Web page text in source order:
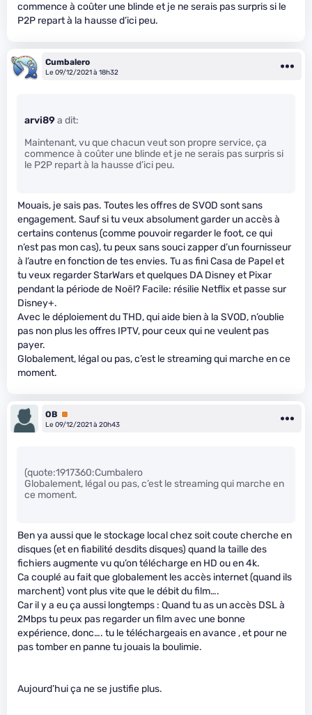
commence à coûter une blinde et je ne serais pas surpris si le
P2P repart à la hausse d’ici peu.
Cumbalero
Le 09/12/2021 à 18h32
arvi89a dit:
Maintenant, vu que chacun veut son propre service, ça
commence à coûter une blinde et je ne serais pas surpris si
le P2P repart à la hausse d’ici peu.
Mouais, je sais pas. Toutes les offres de SVOD sont sans
engagement. Sauf si tu veux absolument garder un accès à
certains contenus (comme pouvoir regarder le foot, ce qui
n’est pas mon cas), tu peux sans souci zapper d’un fournisseur
à l’autre en fonction de tes envies. Tu as fini Casa de Papel et
tu veux regarder StarWars et quelques DA Disney et Pixar
pendant la période de Noël? Facile: résilie Netflix et passe sur
Disney+.
Avec le déploiement du THD, qui aide bien à la SVOD, n’oublie
pas non plus les offres IPTV, pour ceux qui ne veulent pas
payer.
Globalement, légal ou pas, c’est le streaming qui marche en ce
moment.
OB Premium
Le 09/12/2021 à 20h43
(quote:1917360:Cumbalero
Globalement, légal ou pas, c’est le streaming qui marche en
ce moment.
Ben ya aussi que le stockage local chez soit coute cherche en
disques (et en fiabilité desdits disques) quand la taille des
fichiers augmente vu qu’on télécharge en HD ou en 4k.
Ca couplé au fait que globalement les accès internet (quand ils
marchent) vont plus vite que le débit du film….
Car il y a eu ça aussi longtemps : Quand tu as un accès DSL à
2Mbps tu peux pas regarder un film avec une bonne
expérience, donc…. tu le téléchargeais en avance , et pour ne
pas tomber en panne tu jouais la boulimie.
Aujourd’hui ça ne se justifie plus.